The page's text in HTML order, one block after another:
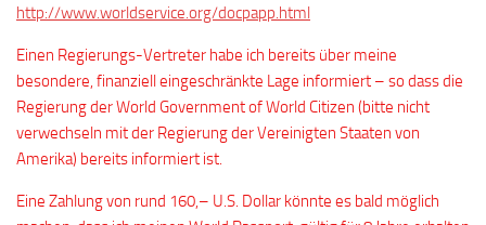
http://www.worldservice.org/docpapp.html
Einen Regierungs-Vertreter habe ich bereits über meine
besondere, finanziell eingeschränkte Lage informiert – so dass die
Regierung der World Government of World Citizen (bitte nicht
verwechseln mit der Regierung der Vereinigten Staaten von
Amerika) bereits informiert ist.
Eine Zahlung von rund 160,– U.S. Dollar könnte es bald möglich